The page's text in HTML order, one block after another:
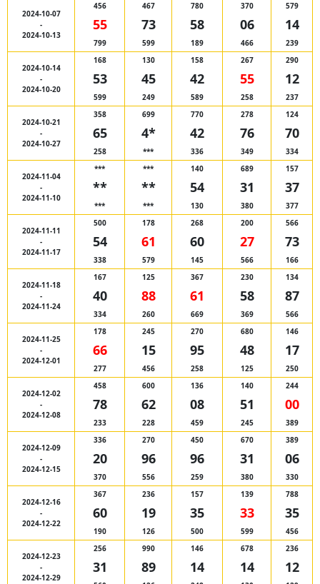
2024-10-07
-
2024-10-13
456
55
799
467
73
599
780
58
189
370
06
466
579
14
239
2024-10-14
-
2024-10-20
168
53
599
130
45
249
158
42
589
267
55
258
290
12
237
2024-10-21
-
2024-10-27
358
65
258
699
4*
***
770
42
336
278
76
349
124
70
334
2024-11-04
-
2024-11-10
***
**
***
***
**
***
140
54
130
689
31
380
157
37
377
2024-11-11
-
2024-11-17
500
54
338
178
61
579
268
60
145
200
27
566
566
73
166
2024-11-18
-
2024-11-24
167
40
334
125
88
260
367
61
669
230
58
369
134
87
566
2024-11-25
-
2024-12-01
178
66
277
245
15
456
270
95
258
680
48
125
146
17
250
2024-12-02
-
2024-12-08
458
78
233
600
62
228
136
08
459
140
51
245
244
00
389
2024-12-09
-
2024-12-15
336
20
370
270
96
556
450
96
259
670
31
380
389
06
330
2024-12-16
-
2024-12-22
367
60
190
236
19
126
157
35
500
139
33
599
788
35
456
2024-12-23
-
2024-12-29
256
31
990
89
146
14
678
14
236
12